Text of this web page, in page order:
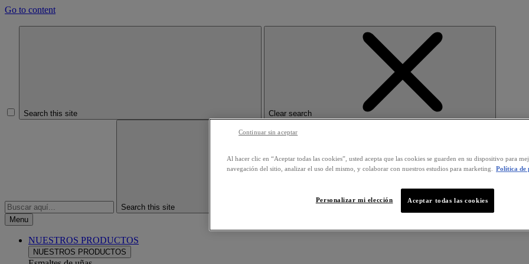
Go to content
Search this site Clear search
Search this site
Menu
NUESTROS PRODUCTOS
NUESTROS PRODUCTOS
Al hacer clic en “Aceptar todas las cookies”, usted acepta que las cookies se guarden en su dispositivo para
navegación del sitio, analizar el uso del mismo, y colaborar con nuestros estudios para marketing.
Política de
Aceptar todas las cookies
Personalizar mi elección
Continuar sin aceptar